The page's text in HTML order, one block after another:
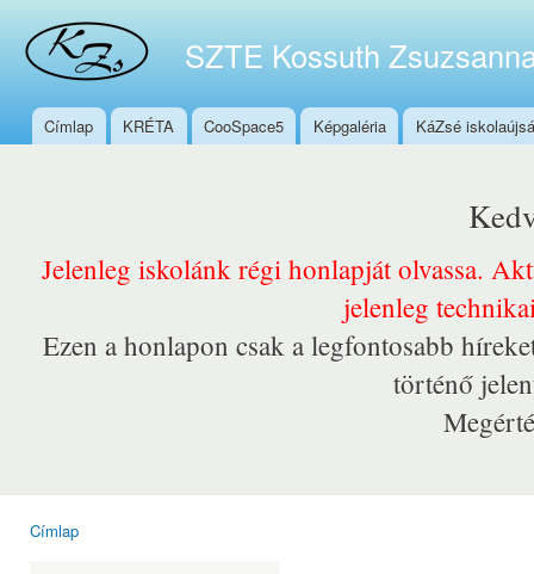
SZTE Kossuth
Főmenü
Címlap KRÉTA CooSpace5 Képgaléria KáZsé
Jelenleg iskolánk régi honlapját olvassa.
jelenleg
Ezen a honlapon csak a legfontosabb
történő
Címlap